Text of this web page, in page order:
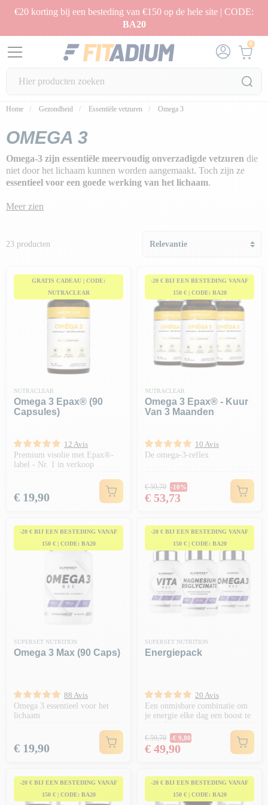
€20 korting bij een besteding van €150 op de hele site | CODE:
BA20
0
Home Gezondheid Essentiële vetzuren Omega 3
OMEGA 3
Omega-3 zijn essentiële meervoudig onverzadigde vetzuren die
niet door het lichaam kunnen worden aangemaakt. Toch zijn ze
essentieel voor een goede werking van het lichaam.
Meer zien
23 producten
GRATIS CADEAU | CODE:
NUTRACLEAR
NUTRACLEAR
Omega 3 Epax® (90
Capsules)
12 Avis
Premium visolie met Epax®-
label - Nr. 1 in verkoop
Prijs
€ 19,90
-20 € BIJ EEN BESTEDING VANAF
150 € | CODE: BA20
NUTRACLEAR
Omega 3 Epax® - Kuur
Van 3 Maanden
10 Avis
De omega-3-reflex
Normale prijs
€ 59,70 -10%
Prijs
€ 53,73
-20 € BIJ EEN BESTEDING VANAF
150 € | CODE: BA20
SUPERSET NUTRITION
Omega 3 Max (90 Caps)
88 Avis
Omega 3 essentieel voor het
lichaam
Prijs
€ 19,90
-20 € BIJ EEN BESTEDING VANAF
150 € | CODE: BA20
SUPERSET NUTRITION
Energiepack
20 Avis
Een onmisbare combinatie om
je energie elke dag een boost te
geven!
Normale prijs
€ 59,70 -€ 9,80
Prijs
€ 49,90
-20 € BIJ EEN BESTEDING VANAF
150 € | CODE: BA20
-20 € BIJ EEN BESTEDING VANAF
150 € | CODE: BA20